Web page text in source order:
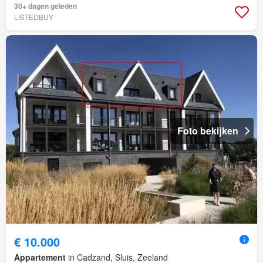
30+ dagen geleden
LISTEDBUY
Foto bekijken
€ 10.000
Appartement in Cadzand, Sluis, Zeeland